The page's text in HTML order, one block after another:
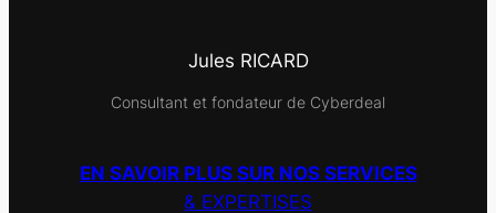
Jules RICARD
Consultant et fondateur de Cyberdeal
EN SAVOIR PLUS SUR NOS SERVICES
& EXPERTISES